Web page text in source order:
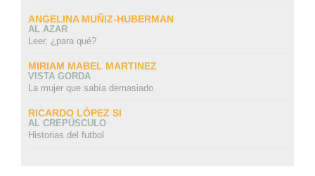
ANGELINA MUÑIZ-HUBERMAN
AL AZAR
Leer, ¿para qué?
MIRIAM MABEL MARTINEZ
VISTA GORDA
La mujer que sabía demasiado
RICARDO LÓPEZ SI
AL CREPÚSCULO
Historias del futbol